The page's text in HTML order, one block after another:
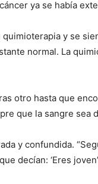
ya se había
y se
normal. La
otro hasta que
que la sangre
y confundida.
decían: ‘Eres